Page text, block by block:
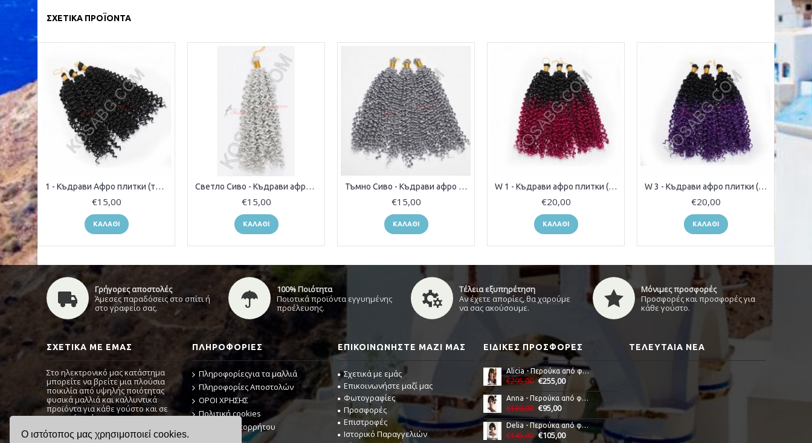
Ο ιστότοπος μας χρησιμοποιεί cookies.
ΣΧΕΤΙΚΆ ΠΡΟΪΌΝΤΑ
1 - Къдрави Афро плитки (туистъри)
€15,00
ΚΑΛΆΘΙ
Светло Сиво - Къдрави афро плитки (туистъри)
€15,00
ΚΑΛΆΘΙ
Тъмно Сиво - Къдрави афро плитки (туистъри)
€15,00
ΚΑΛΆΘΙ
W 1 - Къдрави афро плитки (туистъри)
€20,00
ΚΑΛΆΘΙ
W 3 - Къдрави афро плитки (туистъри)
€20,00
ΚΑΛΆΘΙ
Γρήγορες αποστολές
Άμεσες παραδόσεις στο σπίτι ή
στο γραφείο σας.
100% Ποιότητα
Ποιοτικά προϊόντα εγγυημένης
προέλευσης.
Τέλεια εξυπηρέτηση
Αν έχετε απορίες, θα χαρούμε
να σας ακούσουμε.
Μόνιμες προσφορές
Προσφορές και προσφορές για
κάθε γούστο.
ΣΧΕΤΙΚΆ ΜΕ ΕΜΆΣ
Στο ηλεκτρονικό μας κατάστημα
μπορείτε να βρείτε μια πλούσια
ποικιλία από υψηλής ποιότητας
φυσικά μαλλιά και καλλυντικά
προϊόντα για κάθε γούστο και σε
προσιτή τιμή.
Εάν χρειάζεστε μια διαβούλευση, μη
ΠΛΗΡΟΦΟΡΊΕΣ
Πληροφορίεςγια τα μαλλιά
Πληροφορίες Αποστολών
ΟΡΟΙ ΧΡΗΣΗΣ
Πολιτική cookies
Πολιτική Απορρήτου
ΕΠΙΚΟΙΝΩΝΉΣΤΕ ΜΑΖΊ ΜΑΣ
Σχετικά με εμάς
Επικοινωνήστε μαζί μας
Φωτογραφίες
Προσφορές
Επιστροφές
Ιστορικό Παραγγελιών
ΕΙΔΙΚΈΣ ΠΡΟΣΦΟΡΈΣ
Alicia - Περούκα από φυσική τρίχα
€295,00 €255,00
Anna - Περούκα από φυσική τρίχα
€130,00 €95,00
Delia - Περούκα από φυσική τρίχα
€145,00 €105,00
ΤΕΛΕΥΤΑΊΑ ΝΈΑ